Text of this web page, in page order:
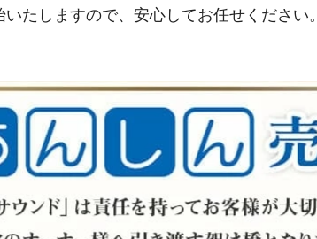
たしますので、安心してお任せください。